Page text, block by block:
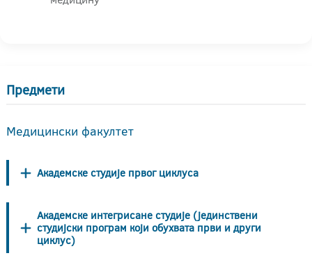
Предмети
Медицински факултет
Академске студије првог циклуса
Академске интегрисане студије (јединствени
студијски програм који обухвата први и други
циклус)